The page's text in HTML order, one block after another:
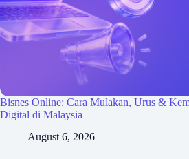
Bisnes Online: Cara Mulakan, Urus &
Digital di Malaysia
August 6, 2026